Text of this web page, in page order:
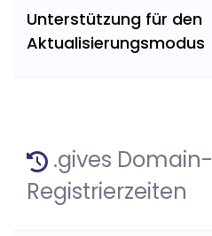
Unterstützung für den
Aktualisierungsmodus
.gives Domain-
Registrierzeiten